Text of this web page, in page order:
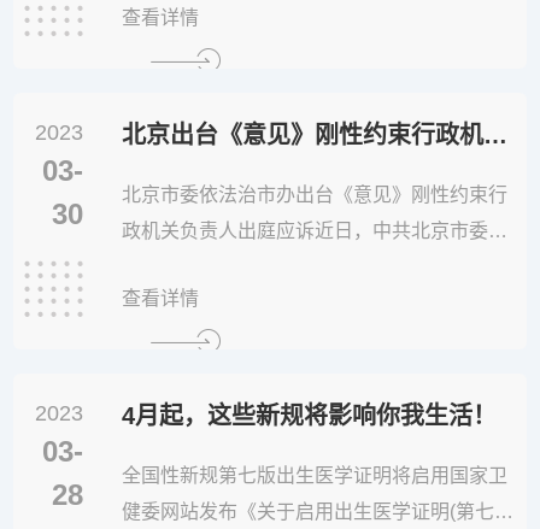
条 为保障《消费者权益保护法》七日无理由退
货规定的实施，保护消费者合法权益，促进电
等相关法律、行政法规，制定本办法。第二条
查看详情
2023
03-
30
北京出台《意见》刚性约束行政机关负责人出庭应诉
北京市委依法治市办出台《意见》刚性约束行
政机关负责人出庭应诉近日，中共北京市委全
推进行政机关负责人出庭应工作的指导意见》
（以下简称《意见》），推动行政机关负责人
“告官要见官”见什么“官”行政诉讼中原告要求行
查看详情
2023
03-
28
4月起，这些新规将影响你我生活！
全国性新规第七版出生医学证明将启用国家卫
健委网站发布《关于启用出生医学证明(第七